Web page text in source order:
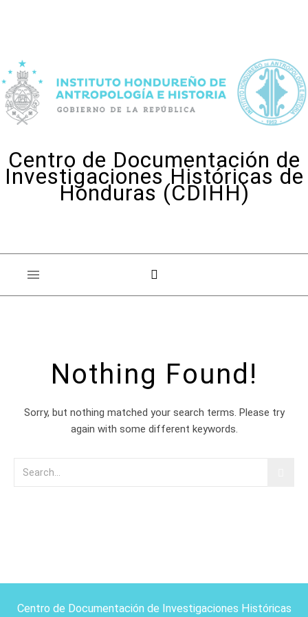
Centro de Documentación de
Investigaciones Históricas de
Honduras (CDIHH)
Nothing Found!
Sorry, but nothing matched your search terms. Please try
again with some different keywords.
Centro de Documentación de Investigaciones Históricas